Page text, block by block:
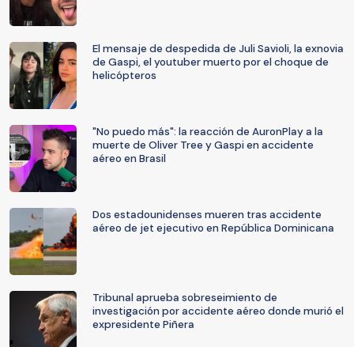
El mensaje de despedida de Juli Savioli, la exnovia
de Gaspi, el youtuber muerto por el choque de
helicópteros
"No puedo más": la reacción de AuronPlay a la
muerte de Oliver Tree y Gaspi en accidente
aéreo en Brasil
Dos estadounidenses mueren tras accidente
aéreo de jet ejecutivo en República Dominicana
Tribunal aprueba sobreseimiento de
investigación por accidente aéreo donde murió el
expresidente Piñera